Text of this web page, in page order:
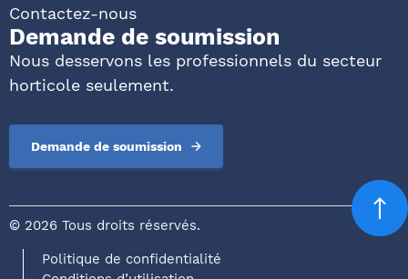
Contactez-nous
Demande de soumission
Nous desservons les professionnels du secteur
horticole seulement.
Demande de soumission
© 2026 Tous droits réservés.
Politique de confidentialité